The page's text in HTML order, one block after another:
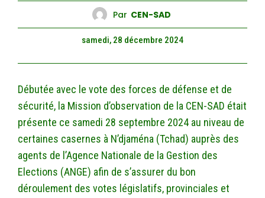
Par CEN-SAD
samedi, 28 décembre 2024
Débutée avec le vote des forces de défense et de
sécurité, la Mission d’observation de la CEN-SAD était
présente ce samedi 28 septembre 2024 au niveau de
certaines casernes à N’djaména (Tchad) auprès des
agents de l’Agence Nationale de la Gestion des
Elections (ANGE) afin de s’assurer du bon
déroulement des votes législatifs, provinciales et